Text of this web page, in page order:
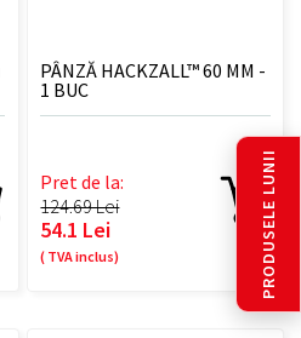
PÂNZĂ HACKZALL™ 60 MM -
1 BUC
Pret de la:
124.69 Lei
54.1 Lei
( TVA inclus) PRODUSELE LUNII